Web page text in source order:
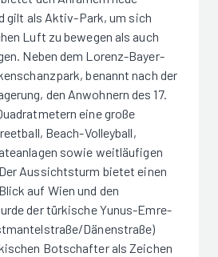
gilt als Aktiv-Park, um sich
Luft zu bewegen als auch
Neben dem Lorenz-Bayer-
benannt nach der
den Anwohnern des 17.
eine große
Beach-Volleyball,
sowie weitläufigen
Aussichtsturm bietet einen
auf Wien und den
der türkische Yunus-Emre-
Dänenstraße)
Botschafter als Zeichen